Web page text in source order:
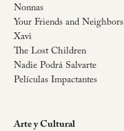
Nonnas
Your Friends and Neighbors
Xavi
The Lost Children
Nadie Podrá Salvarte
Películas Impactantes
Arte y Cultural